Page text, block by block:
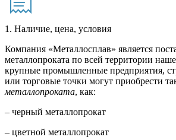
1. Наличие, цена, условия
Компания «Металлосплав» является
металлопроката по всей территории
крупные промышленные предприятия,
или торговые точки могут приобрести
металлопроката, как:
– черный металлопрокат
– цветной металлопрокат